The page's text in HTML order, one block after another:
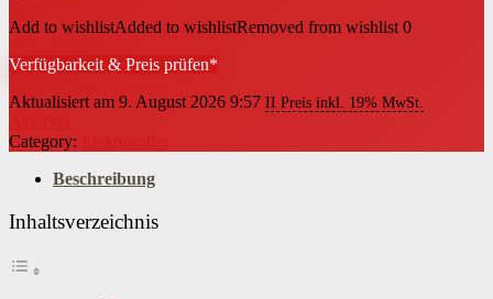
Add to wishlistAdded to wishlistRemoved from wishlist 0
Verfügbarkeit & Preis prüfen*
Aktualisiert am 9. August 2026 9:57 II Preis inkl. 19% MwSt.
Category:
Beschreibung
Inhaltsverzeichnis